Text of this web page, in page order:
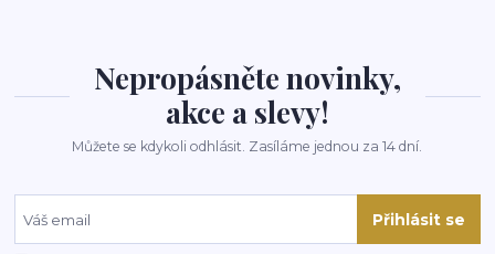
Nepropásněte novinky,
akce a slevy!
Můžete se kdykoli odhlásit. Zasíláme jednou za 14 dní.
Přihlásit se